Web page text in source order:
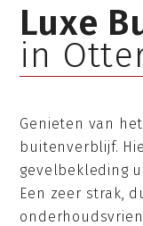
Luxe
in
Genieten van
buitenverblijf.
gevelbekleding
Een zeer strak,